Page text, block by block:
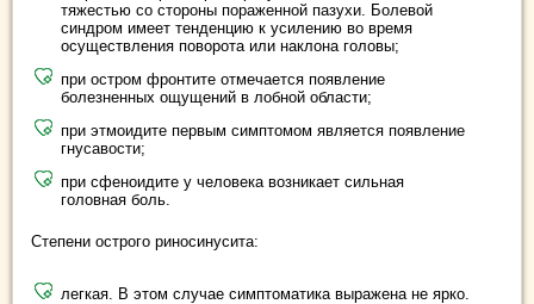
тяжестью со стороны пораженной пазухи. Болевой
синдром имеет тенденцию к усилению во время
осуществления поворота или наклона головы;
при остром фронтите отмечается появление
болезненных ощущений в лобной области;
при этмоидите первым симптомом является появление
гнусавости;
при сфеноидите у человека возникает сильная
головная боль.
Степени острого риносинусита:
легкая. В этом случае симптоматика выражена не ярко.